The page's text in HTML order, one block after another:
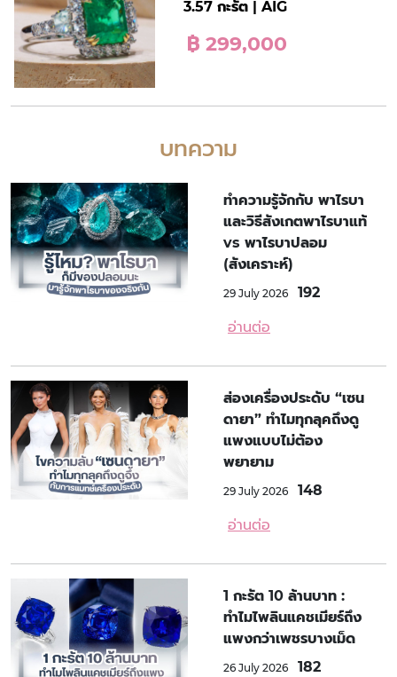
3.57 กะรัต | AIG
฿ 299,000
บทความ
ทำความรู้จักกับ พาไรบา
และวิธีสังเกตพาไรบาแท้
vs พาไรบาปลอม
(สังเคราะห์)
29 July 2026 192
อ่านต่อ
ส่องเครื่องประดับ “เซน
ดายา” ทำไมทุกลุคถึงดู
แพงแบบไม่ต้อง
พยายาม
29 July 2026 148
อ่านต่อ
1 กะรัต 10 ล้านบาท :
ทำไมไพลินแคชเมียร์ถึง
แพงกว่าเพชรบางเม็ด
26 July 2026 182